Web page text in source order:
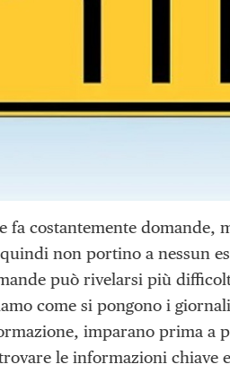
costantemente domande,
non portino a nessun
può rivelarsi più
come si pongono i
imparano prima a
le informazioni chiave